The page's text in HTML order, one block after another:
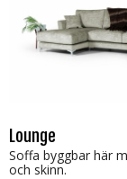
Lounge
Soffa byggbar här
och skinn.